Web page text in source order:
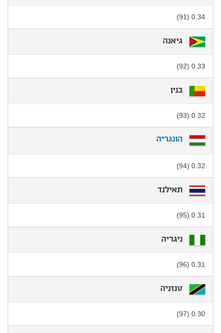
0.34 (91)
גיאנה
0.33 (92)
בנין
0.32 (93)
הונגריה
0.32 (94)
תאילנד
0.31 (95)
ניגריה
0.31 (96)
טנזניה
0.30 (97)